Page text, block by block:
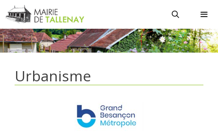
Aller
au
contenu
Urbanisme